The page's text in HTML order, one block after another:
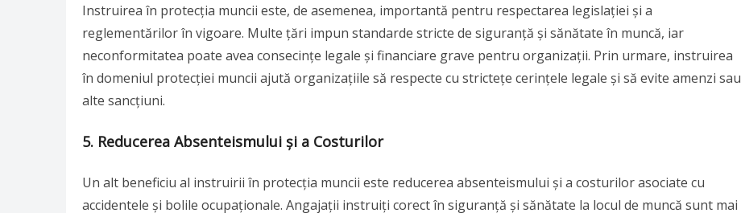
Instruirea în protecția muncii este, de asemenea, importantă pentru respectarea legislației și a
reglementărilor în vigoare. Multe țări impun standarde stricte de siguranță și sănătate în muncă, iar
neconformitatea poate avea consecințe legale și financiare grave pentru organizații. Prin urmare, instruirea
în domeniul protecției muncii ajută organizațiile să respecte cu strictețe cerințele legale și să evite amenzi sau
alte sancțiuni.
5. Reducerea Absenteismului și a Costurilor
Un alt beneficiu al instruirii în protecția muncii este reducerea absenteismului și a costurilor asociate cu
accidentele și bolile ocupaționale. Angajații instruiți corect în siguranță și sănătate la locul de muncă sunt mai